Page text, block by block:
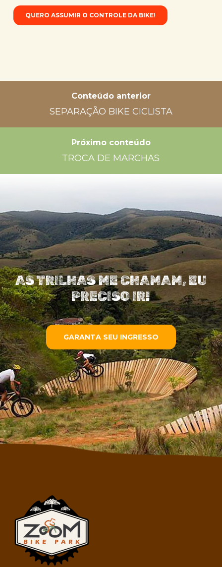
QUERO ASSUMIR O CONTROLE DA BIKE!
Conteúdo anterior
SEPARAÇÃO BIKE CICLISTA
Próximo conteúdo
TROCA DE MARCHAS
AS TRILHAS ME CHAMAM, EU
PRECISO IR!
GARANTA SEU INGRESSO